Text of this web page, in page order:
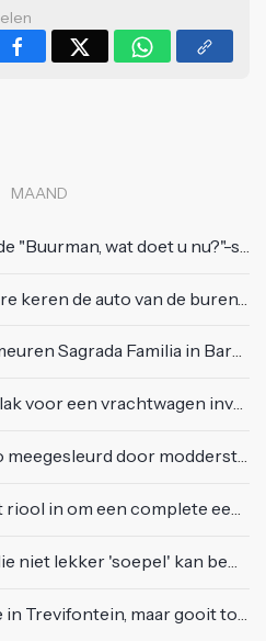
MAAND
doet u nu?"-scène uit Flodder met Tatjana Šimić
de buren, maar doen alsof er niets gebeurd is
Familia in Barcelona met lading verf
voor een vrachtwagen invoegen
door modderstroom
een complete eendenfamilie te redden
'soepel' kan bewegen op podium
maar gooit toerist bijna knock-out